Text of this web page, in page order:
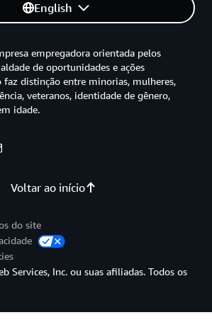
English
Voltar ao início
empregadora orientada pelos
de oportunidades e ações
faz distinção entre minorias, mulheres,
veteranos, identidade de gênero,
idade.
do site
Services, Inc. ou suas afiliadas. Todos os